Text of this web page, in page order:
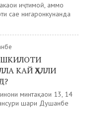
иҷтимоӣ, аммо
нигаронкунанда
КАЙ ҲАЛЛИ
минтақаҳои 13, 14
шаҳри Душанбе